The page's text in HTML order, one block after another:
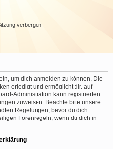
verbergen
um dich anmelden zu können. Die
erledigt und ermöglicht dir, auf
Administration kann registrierten
zuweisen. Beachte bitte unsere
Regelungen, bevor du dich
Forenregeln, wenn du dich in